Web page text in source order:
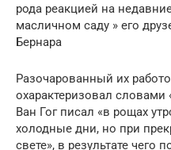
рода реакцией на
масличном саду » его
Бернара
Разочарованный их
охарактеризовал словами
Ван Гог писал «в рощах
холодные дни, но при
свете», в результате чего